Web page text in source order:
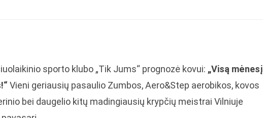
sporto klubo „Tik Jums“ prognozė kovui: „Visą mėnesį
Vieni geriausių pasaulio Zumbos, Aero&Step aerobikos, kovos
bei daugelio kitų madingiausių krypčių meistrai Vilniuje